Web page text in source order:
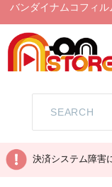
バンダイナムコフィ
決済システム障害